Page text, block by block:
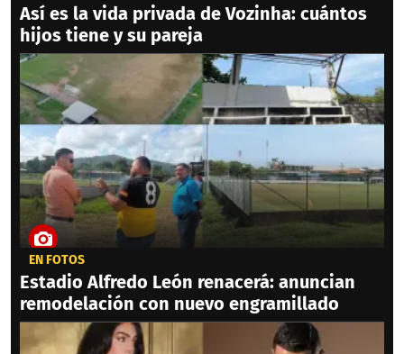
Así es la vida privada de Vozinha: cuántos
hijos tiene y su pareja
EN FOTOS
Estadio Alfredo León renacerá: anuncian
remodelación con nuevo engramillado